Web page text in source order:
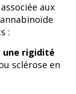
aux
:
une rigidité
sclérose en